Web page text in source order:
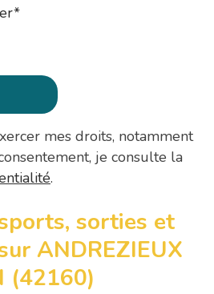
mes droits, notamment
je consulte la
.
sorties et
ANDREZIEUX
(42160)